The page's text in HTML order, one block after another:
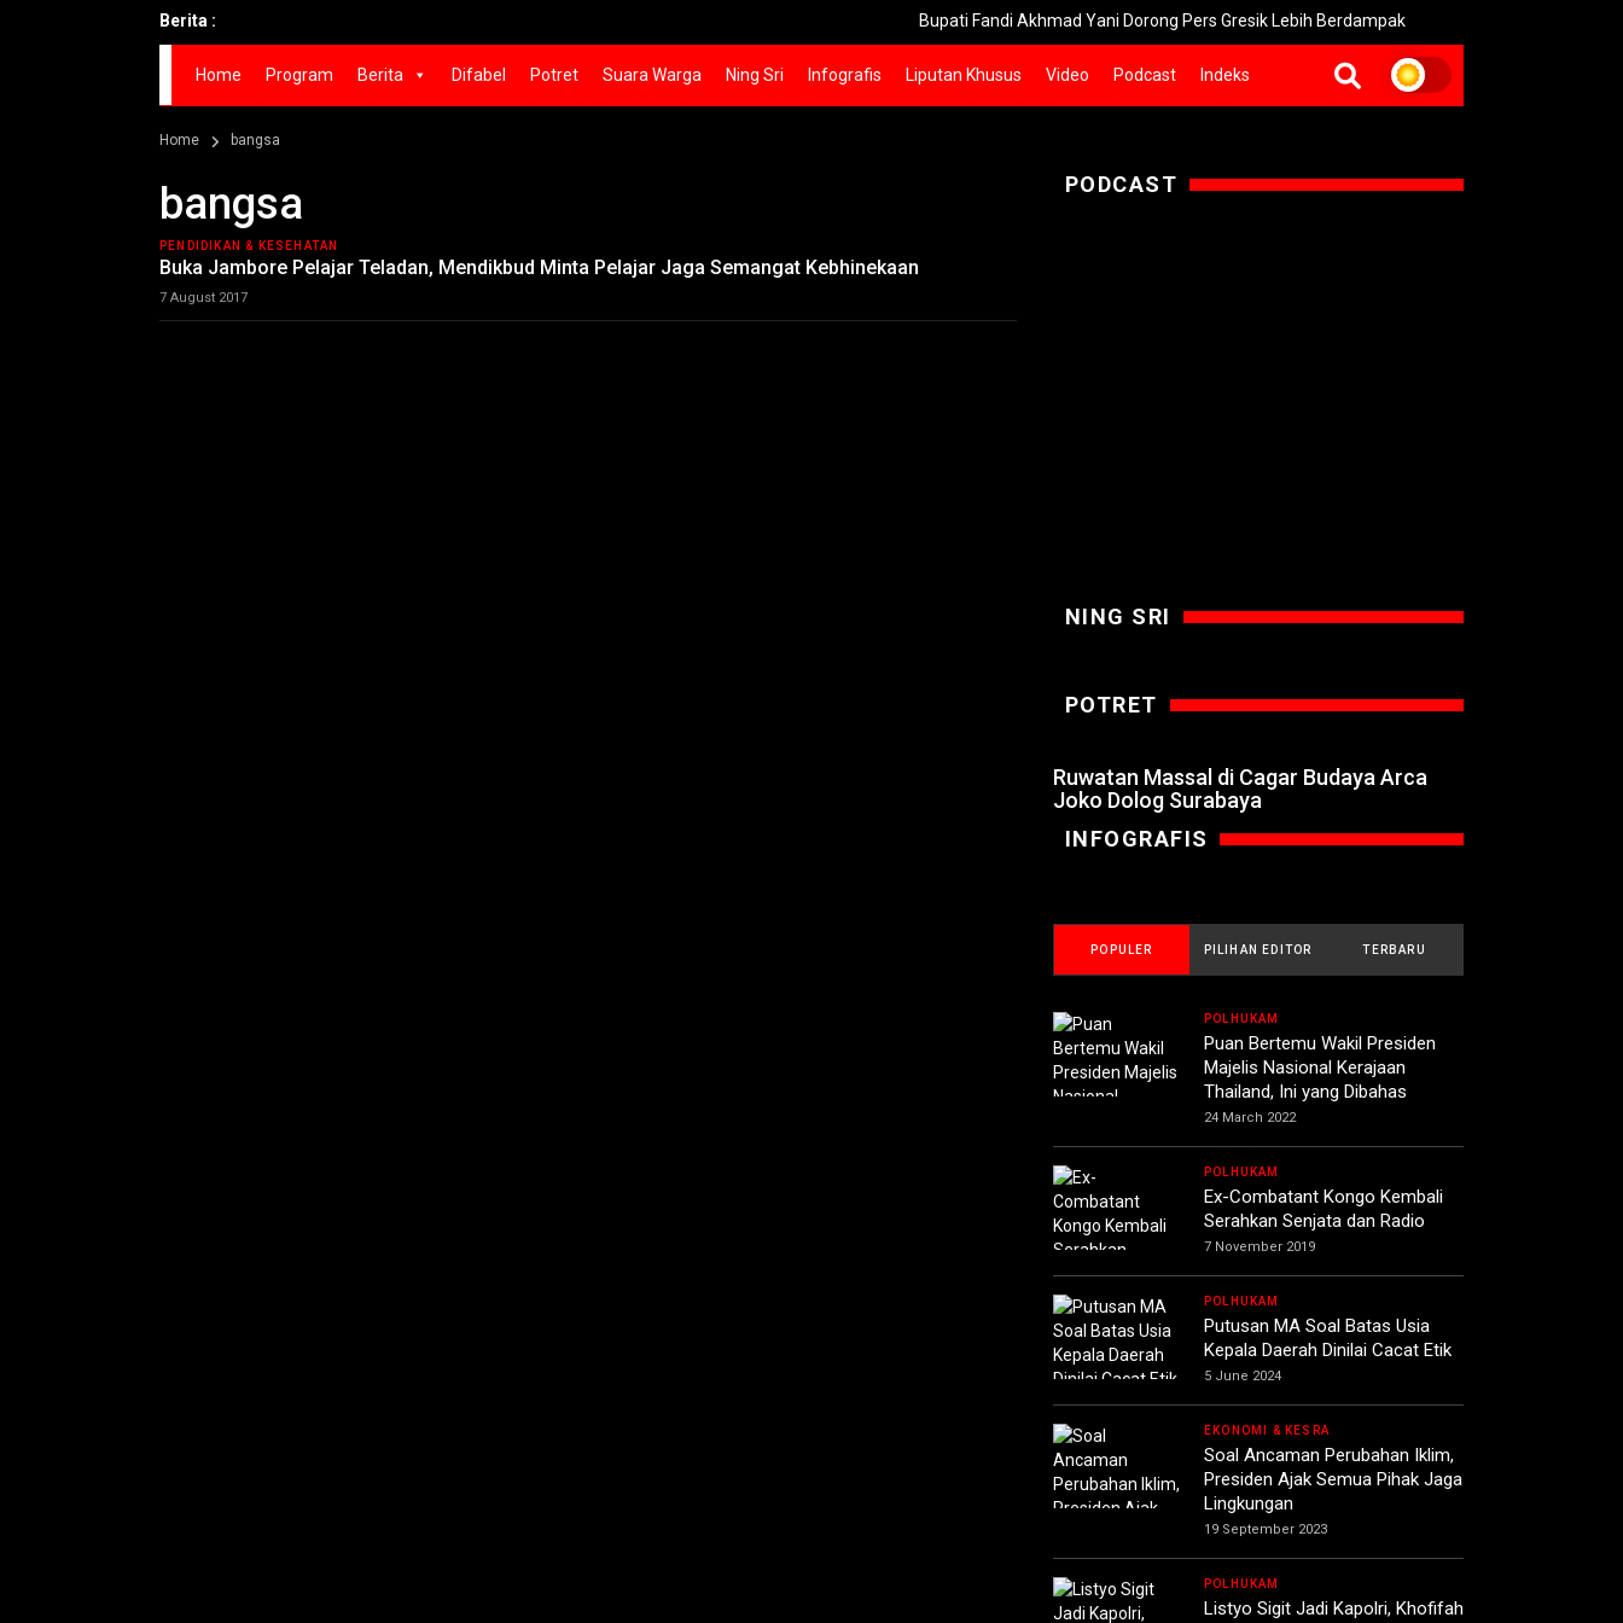
Berita : Bupati Fandi Akhmad Yani Dorong Pers Gresik Lebih Berdampak
Home Program Berita Difabel Potret Suara Warga Ning Sri Infografis Liputan Khusus Video Podcast Indeks
Home bangsa
bangsa
PENDIDIKAN & KESEHATAN
Buka Jambore Pelajar Teladan, Mendikbud Minta Pelajar Jaga Semangat Kebhinekaan
7 August 2017
PODCAST
NING SRI
POTRET
Ruwatan Massal di Cagar Budaya Arca
Joko Dolog Surabaya
INFOGRAFIS
POPULER PILIHAN EDITOR TERBARU
POLHUKAM
Puan Bertemu Wakil Presiden
Majelis Nasional Kerajaan
Thailand, Ini yang Dibahas
24 March 2022
POLHUKAM
Ex-Combatant Kongo Kembali
Serahkan Senjata dan Radio
7 November 2019
POLHUKAM
Putusan MA Soal Batas Usia
Kepala Daerah Dinilai Cacat Etik
5 June 2024
EKONOMI & KESRA
Soal Ancaman Perubahan Iklim,
Presiden Ajak Semua Pihak Jaga
Lingkungan
19 September 2023
POLHUKAM
Listyo Sigit Jadi Kapolri, Khofifah